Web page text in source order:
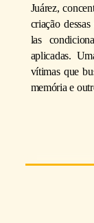
Juárez,
criação
las
aplicadas.
vítimas que
memória e